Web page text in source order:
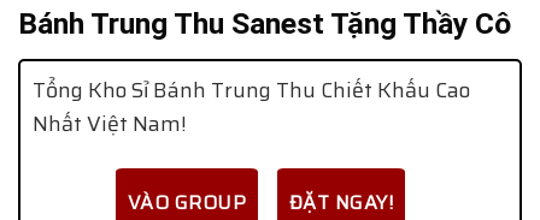
Bánh Trung Thu Sanest Tặng Thầy Cô
Tổng Kho Sỉ Bánh Trung Thu Chiết Khấu Cao
Nhất Việt Nam!
VÀO GROUP ĐẶT NGAY!